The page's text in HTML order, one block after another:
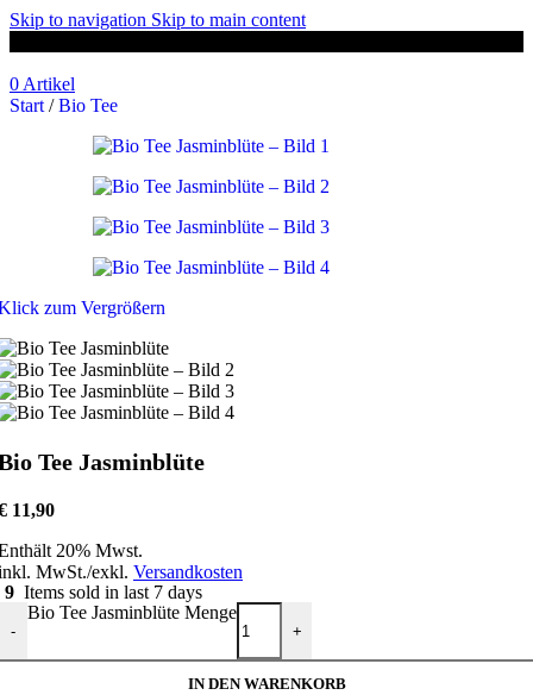
Skip to navigation Skip to main content
0 Artikel
Start / Bio Tee
zum Vergrößern
Tee Jasminblüte
11,90
20% Mwst.
MwSt./exkl. Versandkosten
9 Items sold in last 7 days
-
Bio Tee Jasminblüte Menge
+
IN DEN WARENKORB